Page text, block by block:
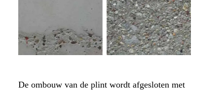
De ombouw van de plint wordt afgesloten met